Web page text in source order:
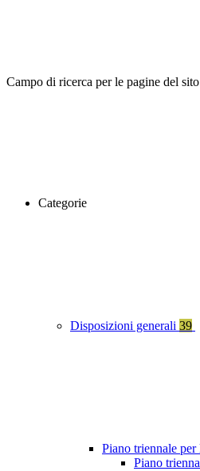
Campo di ricerca per le pagine del sito
Categorie
Disposizioni generali 39
Piano triennale per
Piano